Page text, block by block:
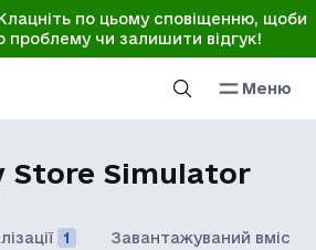
по цьому сповіщенню, щоби
проблему чи залишити відгук!
Меню
Store Simulator
1 Завантажуваний вміст